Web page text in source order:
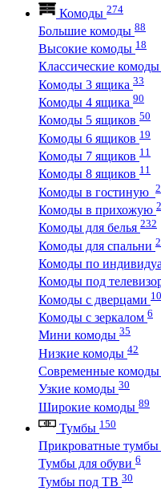
Комоды 274
Большие комоды 88
Высокие комоды 18
Классические комоды
Комоды 3 ящика 33
Комоды 4 ящика 90
Комоды 5 ящиков 50
Комоды 6 ящиков 19
Комоды 7 ящиков 11
Комоды 8 ящиков 11
Комоды в гостиную
Комоды в прихожую
Комоды для белья 232
Комоды для спальни
Комоды по
Комоды под
Комоды с дверцами
Комоды с зеркалом 6
Мини комоды 35
Низкие комоды 42
Современные комоды
Узкие комоды 30
Широкие комоды 89
Тумбы 150
Прикроватные тумбы
Тумбы для обуви 6
Тумбы под ТВ 30